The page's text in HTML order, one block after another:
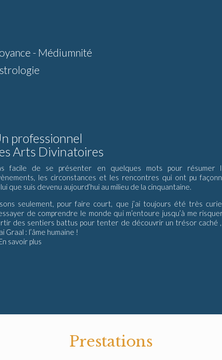
- Médiumnité
professionnel
Arts Divinatoires
facile de se présenter en quelques mots pour résumer
les circonstances et les rencontres qui ont pu
que suis devenu aujourd’hui au milieu de la cinquantaine.
seulement, pour faire court, que j’ai toujours été très
de comprendre le monde qui m’entoure jusqu’à me
des sentiers battus pour tenter de découvrir un trésor caché
Graal : l’âme humaine !
savoir plus
Prestations